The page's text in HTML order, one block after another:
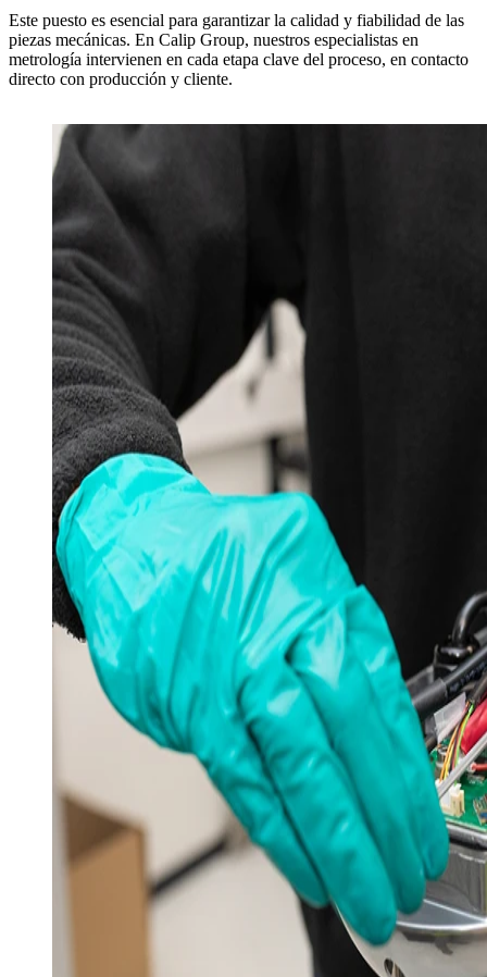
Este puesto es esencial para garantizar la calidad y fiabilidad de las
piezas mecánicas. En Calip Group, nuestros especialistas en
metrología intervienen en cada etapa clave del proceso, en contacto
directo con producción y cliente.